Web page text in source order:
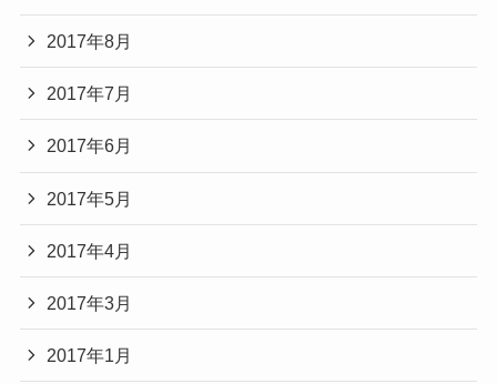
2017年8月
2017年7月
2017年6月
2017年5月
2017年4月
2017年3月
2017年1月